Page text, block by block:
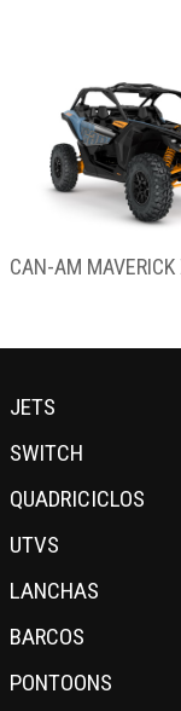
JETS
SWITCH
QUADRICICLOS
UTVS
LANCHAS
BARCOS
PONTOONS